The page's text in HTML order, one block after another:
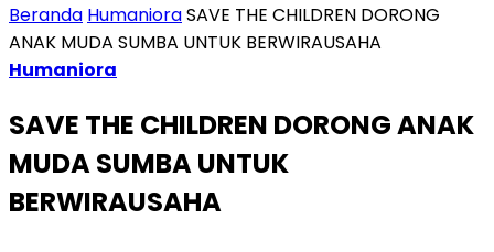
Beranda HumanioraSAVE THE CHILDREN DORONG
ANAK MUDA SUMBA UNTUK BERWIRAUSAHA
Humaniora
SAVE THE CHILDREN DORONG ANAK
MUDA SUMBA UNTUK
BERWIRAUSAHA